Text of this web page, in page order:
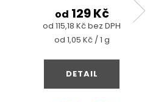
od 115,18 Kč bez DPH
od 129 Kč
Měrná
od 1,05 Kč / 1 g
DETAIL